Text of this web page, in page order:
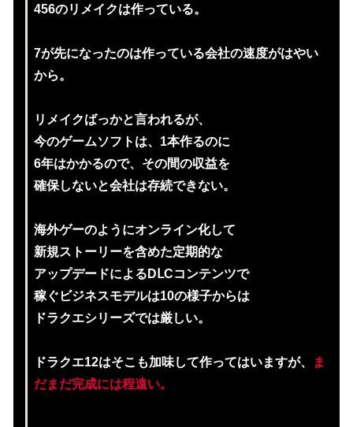
456のリメイクは作っている。
7が先になったのは作っている会社の速度がはやい
から。
リメイクばっかと言われるが、
今のゲームソフトは、1本作るのに
6年はかかるので、その間の収益を
確保しないと会社は存続できない。
海外ゲーのようにオンライン化して
新規ストーリーを含めた定期的な
アップデードによるDⅬCコンテンツで
稼ぐビジネスモデルは10の様子からは
ドラクエシリーズでは厳しい。
ドラクエ12はそこも加味して作ってはいますが、
ま
だまだ完成には程遠い。